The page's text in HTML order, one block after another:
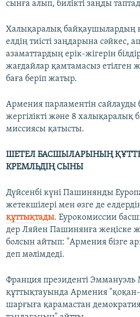
сынға алып, билікті заңды
Халықаралық байқаушылардың
елдің тиісті заңдарына сәйкес,
азаматтардың ерік-жігерін
жағдайлар қамтамасыз етілген
баға беріп жатыр.
Армения парламентін сайлауды
жергілікті және 8 халықаралық
миссиясы қатысты.
ШЕТЕЛ БАСШЫЛАРЫНЫҢ
КРЕМЛЬДІҢ СЫНЫ
Дүйсенбі күні Пашинянды
жетекшілері мен өзге де
құттықтады. Еурокомиссии
дер Ляйен Пашинянға жеңіске
болсын айтып: "Армения бізге
деп мәлімдеді.
Франция президенті Эммануэль
құттықтауында Армения
шарғыға қарамастан